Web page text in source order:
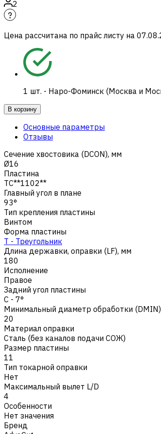
2
Цена рассчитана по прайс листу на
1 шт. - Наро-Фоминск (Москва и
В корзину
Основные параметры
Отзывы
Сечение хвостовика (DCON), мм
Ø16
Пластина
TC**1102**
Главный угол в плане
93°
Тип крепления пластины
Винтом
Форма пластины
T - Треугольник
Длина державки, оправки (LF), мм
180
Исполнение
Правое
Задний угол пластины
C - 7°
Минимальный диаметр обработки
20
Материал оправки
Сталь (без каналов подачи СОЖ)
Размер пластины
11
Тип токарной оправки
Нет
Максимальный вылет L/D
4
Особенности
Нет значения
Бренд